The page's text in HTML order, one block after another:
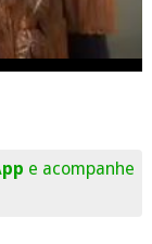
e acompanhe